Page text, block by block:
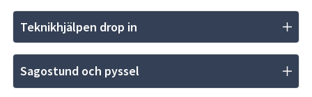
Teknikhjälpen drop in
Sagostund och pyssel